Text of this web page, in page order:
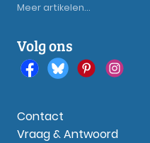
Meer artikelen...
Volg ons
Contact
Vraag & Antwoord